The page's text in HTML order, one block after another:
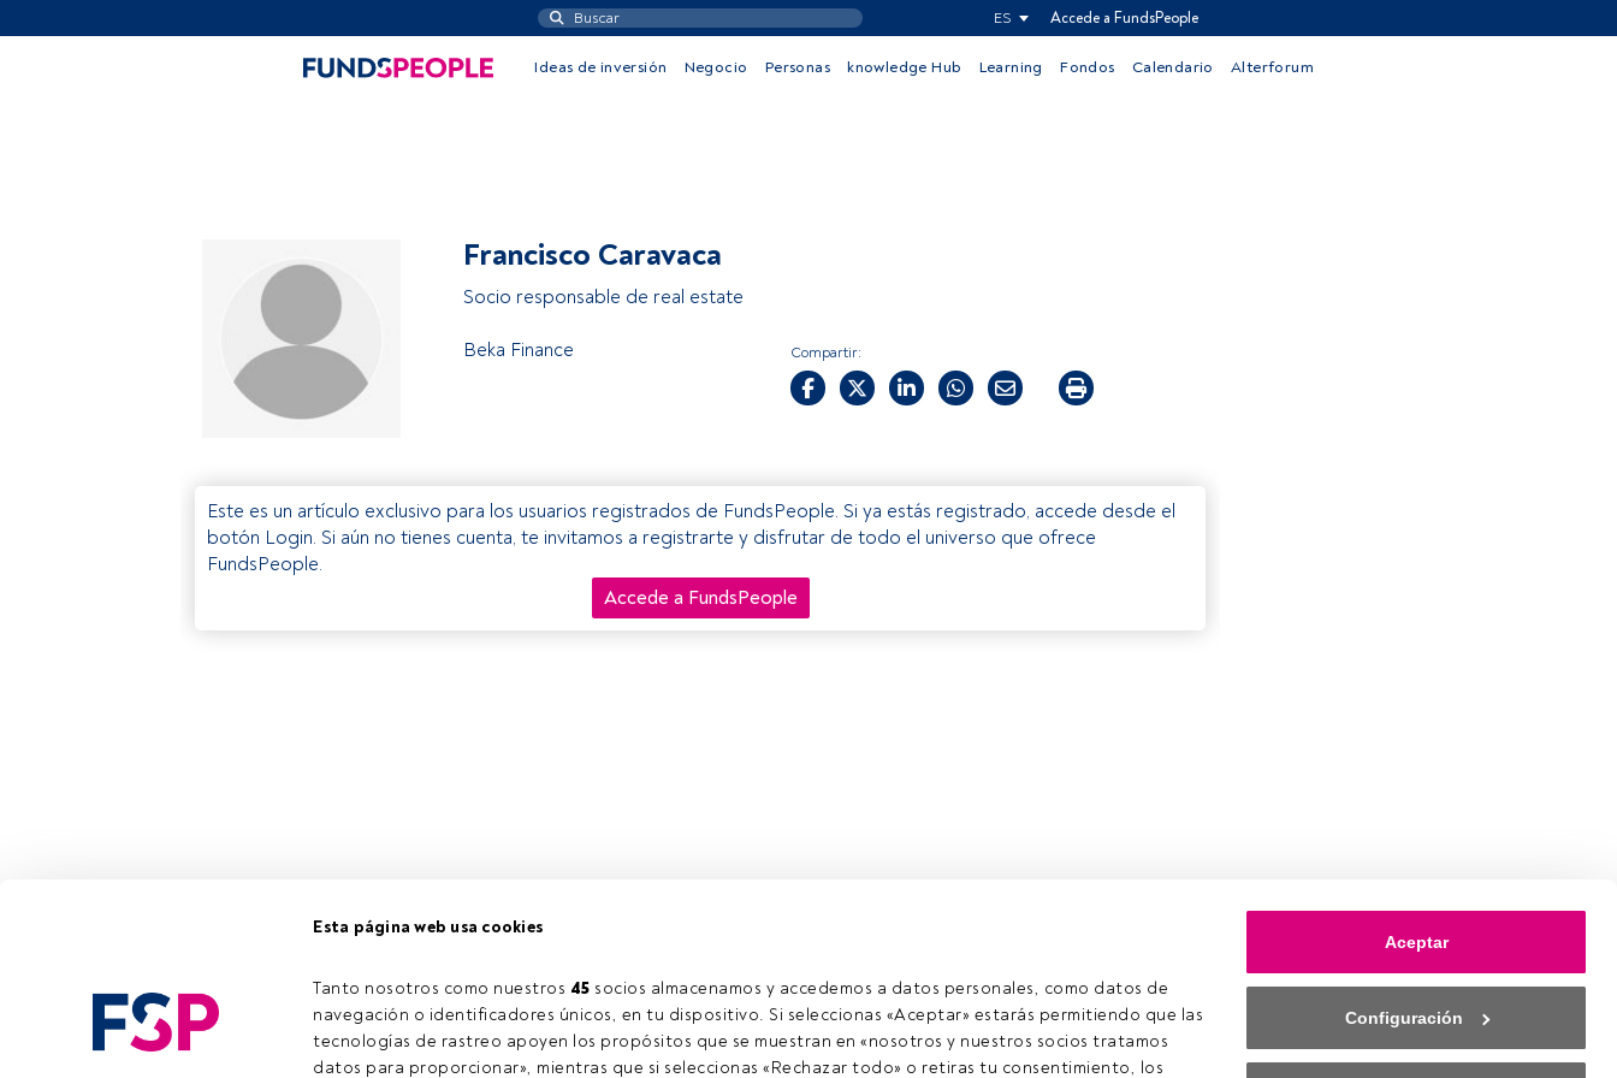
Esta página web usa cookies
Tanto nosotros como nuestros 45 socios almacenamos y accedemos a datos personales, como datos de
navegación o identificadores únicos, en tu dispositivo. Si seleccionas «Aceptar» estarás permitiendo que las
tecnologías de rastreo apoyen los propósitos que se muestran en «nosotros y nuestros socios tratamos
datos para proporcionar», mientras que si seleccionas «Rechazar todo» o retiras tu consentimiento, los
Aceptar
Configuración
ES Accede a FundsPeople
Ideas de inversión Negocio Personas knowledge Hub Learning Fondos Calendario Alterforum
Francisco Caravaca
Socio responsable de real estate
Beka Finance Compartir:
Este es un artículo exclusivo para los usuarios registrados de FundsPeople. Si ya estás registrado, accede desde el
botón Login. Si aún no tienes cuenta, te invitamos a registrarte y disfrutar de todo el universo que ofrece
FundsPeople.
Accede a FundsPeople